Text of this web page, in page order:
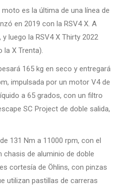
es la última de una línea de
en 2019 con la RSV4 X. A
luego la RSV4 X Thirty 2022
X Trenta).
165 kg en seco y entregará
impulsada por un motor V4 de
a 65 grados, con un filtro
SC Project de doble salida,
131 Nm a 11000 rpm, con el
de aluminio de doble
cortesía de Öhlins, con pinzas
utilizan pastillas de carreras